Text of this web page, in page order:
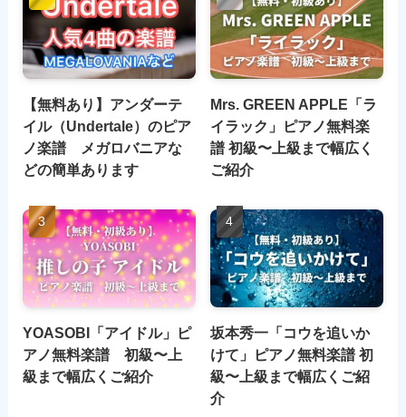
【無料あり】アンダーテ
イル（Undertale）のピア
ノ楽譜 メガロバニアな
どの簡単あります
Mrs. GREEN APPLE「ラ
イラック」ピアノ無料楽
譜 初級〜上級まで幅広く
ご紹介
YOASOBI「アイドル」ピ
アノ無料楽譜 初級〜上
級まで幅広くご紹介
坂本秀一「コウを追いか
けて」ピアノ無料楽譜 初
級〜上級まで幅広くご紹
介